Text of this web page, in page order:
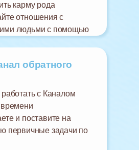
обратного
карму рода
отношения с
людьми с помощью
работать с Каналом
времени
и поставите на
первичные задачи по